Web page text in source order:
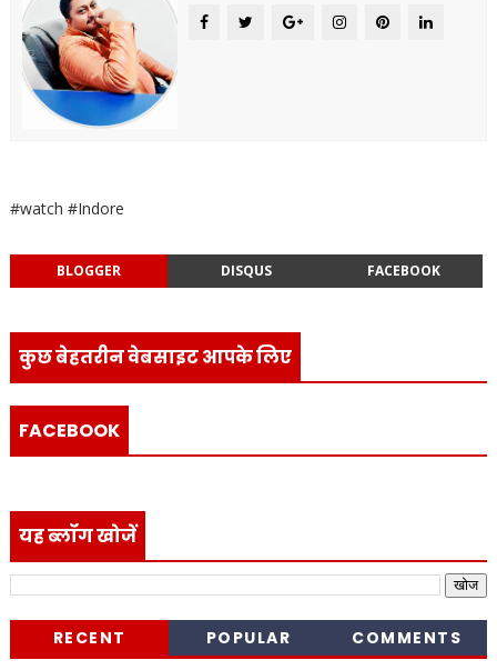
#watch #Indore
BLOGGER DISQUS FACEBOOK
कुछ बेहतरीन वेबसाइट आपके लिए
FACEBOOK
यह ब्लॉग खोजें
RECENT POPULAR COMMENTS